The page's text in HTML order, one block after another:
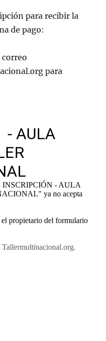
para recibir la
de pago:
correo
para